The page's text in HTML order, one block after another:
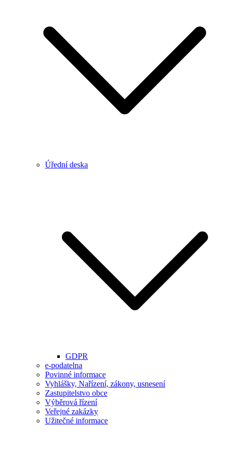
Úřední deska
GDPR
e-podatelna
Povinné informace
Vyhlášky, Nařízení, zákony, usnesení
Zastupitelstvo obce
Výběrová řízení
Veřejné zakázky
Užitečné informace